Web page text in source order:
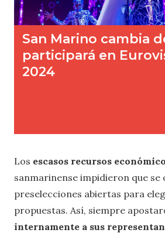
Los escasos recursos
sanmarinense impidieron que se
preselecciones abiertas para
propuestas. Así, siempre
internamente a sus